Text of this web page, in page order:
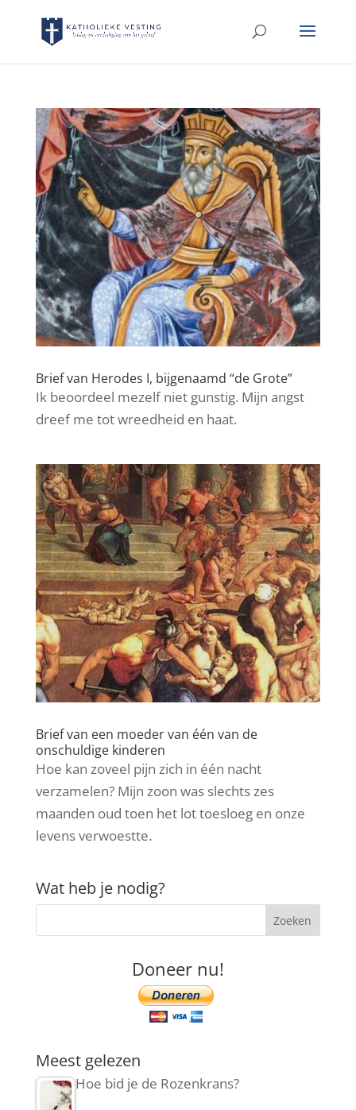
Brief van Herodes I, bijgenaamd “de Grote”
Ik beoordeel mezelf niet gunstig. Mijn angst
dreef me tot wreedheid en haat.
Brief van een moeder van één van de
onschuldige kinderen
Hoe kan zoveel pijn zich in één nacht
verzamelen? Mijn zoon was slechts zes
maanden oud toen het lot toesloeg en onze
levens verwoestte.
Wat heb je nodig?
Doneer nu!
Meest gelezen
Hoe bid je de Rozenkrans?